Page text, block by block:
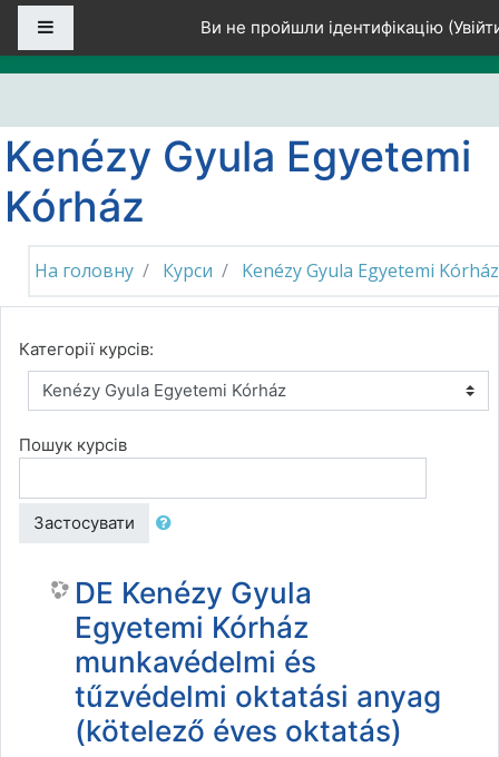
Перейти до головного вмісту
Ви не пройшли ідентифікацію (
Kenézy Gyula Egyetemi
Kórház
На головну Курси Kenézy Gyula Egyetemi Kórház
Категорії курсів:
Пошук курсів
Застосувати
DE Kenézy Gyula
Egyetemi Kórház
munkavédelmi és
tűzvédelmi oktatási anyag
(kötelező éves oktatás)